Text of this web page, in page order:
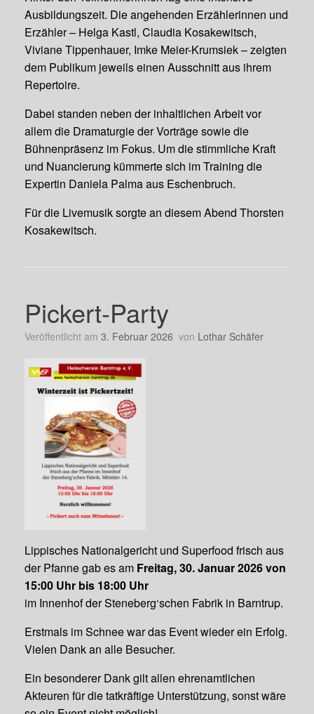
Ausbildungszeit. Die angehenden Erzählerinnen und
Erzähler – Helga Kastl, Claudia Kosakewitsch,
Viviane Tippenhauer, Imke Meier-Krumsiek – zeigten
dem Publikum jeweils einen Ausschnitt aus ihrem
Repertoire.
Dabei standen neben der inhaltlichen Arbeit vor
allem die Dramaturgie der Vorträge sowie die
Bühnenpräsenz im Fokus. Um die stimmliche Kraft
und Nuancierung kümmerte sich im Training die
Expertin Daniela Palma aus Eschenbruch.
Für die Livemusik sorgte an diesem Abend Thorsten
Kosakewitsch.
Pickert-Party
Veröffentlicht am 3. Februar 2026 von Lothar Schäfer
Lippisches Nationalgericht und Superfood frisch aus
der Pfanne gab es am Freitag, 30. Januar 2026 von
15:00 Uhr bis 18:00 Uhr
im Innenhof der Steneberg‘schen Fabrik in Barntrup.
Erstmals im Schnee war das Event wieder ein Erfolg.
Vielen Dank an alle Besucher.
Ein besonderer Dank gilt allen ehrenamtlichen
Akteuren für die tatkräftige Unterstützung, sonst wäre